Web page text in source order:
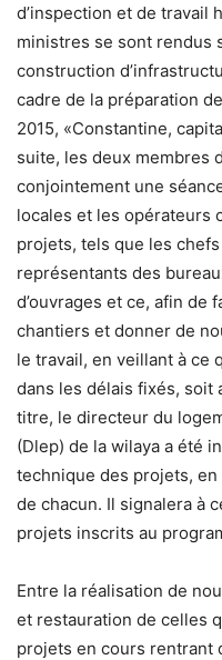
d’inspection et de travail
ministres se sont rendus
construction
cadre de la préparation
2015, «Constantine,
suite, les deux membres
conjointement une
locales et les opérateurs
projets, tels que les
représentants des
d’ouvrages et ce, afin de
chantiers et donner de
le travail, en veillant à ce
dans les délais fixés, soit
titre, le directeur du
(Dlep) de la wilaya a été
technique des projets,
de chacun. Il signalera à
projets inscrits au
Entre la réalisation de
et restauration de celles
projets en cours rentrant